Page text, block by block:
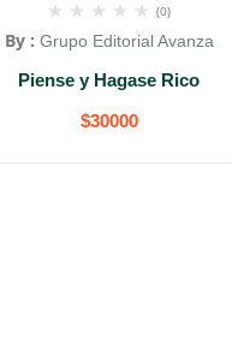
(0)
By : Grupo Editorial Avanza
Piense y Hagase Rico
$30000